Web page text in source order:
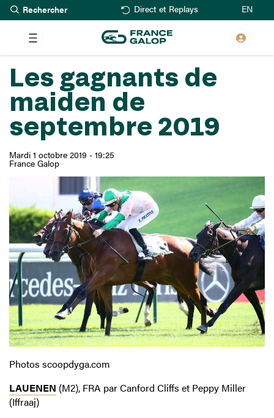
Aller
au
contenu
principal
Rechercher Direct et Replays EN
Les gagnants de
maiden de
septembre 2019
Mardi 1 octobre 2019 - 19:25
France Galop
Photos scoopdyga.com
LAUENEN (M2), FRA par Canford Cliffs et Peppy Miller
(Iffraaj)